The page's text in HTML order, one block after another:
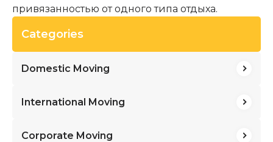
привязанностью от одного типа отдыха.
Categories
Domestic Moving
International Moving
Corporate Moving